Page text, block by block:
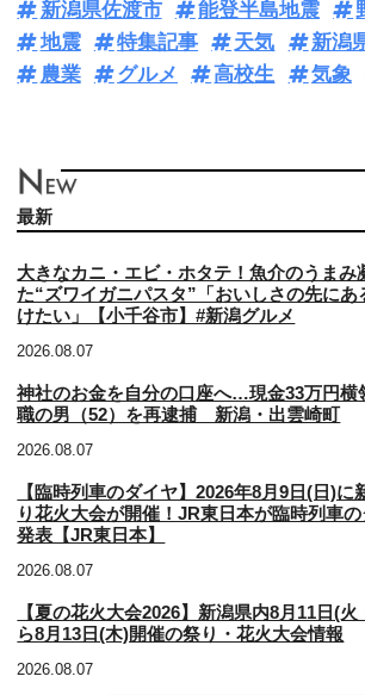
新潟県佐渡市
能登半島地震
地震
特集記事 天気 新潟
農業
グルメ 高校生 気象
最新
大きなカニ・エビ・ホタテ！魚介のうまみ
た“ズワイガニパスタ”「おいしさの先にあ
けたい」【小千谷市】#新潟グルメ
2026.08.07
神社のお金を自分の口座へ…現金33万円
職の男（52）を再逮捕 新潟・出雲崎町
2026.08.07
【臨時列車のダイヤ】2026年8月9日(日)に
り花火大会が開催！JR東日本が臨時列車
発表【JR東日本】
2026.08.07
【夏の花火大会2026】新潟県内8月11日(火
ら8月13日(木)開催の祭り・花火大会情報
2026.08.07